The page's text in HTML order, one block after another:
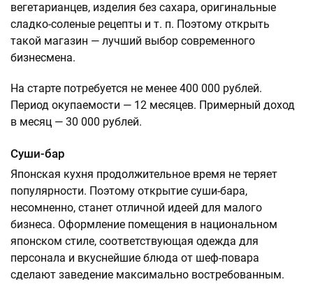
вегетарианцев, изделия без сахара, оригинальные
сладко-соленые рецепты и т. п. Поэтому открыть
такой магазин — лучший выбор современного
бизнесмена.
На старте потребуется не менее 400 000 рублей.
Период окупаемости — 12 месяцев. Примерный доход
в месяц — 30 000 рублей.
Суши-бар
Японская кухня продолжительное время не теряет
популярности. Поэтому открытие суши-бара,
несомненно, станет отличной идеей для малого
бизнеса. Оформление помещения в национальном
японском стиле, соответствующая одежда для
персонала и вкуснейшие блюда от шеф-повара
сделают заведение максимально востребованным.